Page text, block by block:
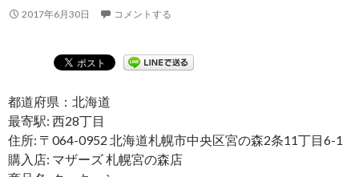
2017年6月30日 コメントする
都道府県：北海道
最寄駅: 西28丁目
住所: 〒064-0952 北海道札幌市中央区宮の森2条11丁目6-1
購入店: マザーズ 札幌宮の森店